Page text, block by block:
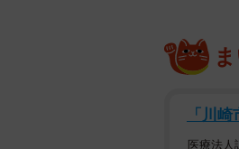
「川
医療法人